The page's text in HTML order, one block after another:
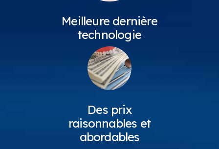
Meilleure dernière
technologie
Des prix
raisonnables et
abordables